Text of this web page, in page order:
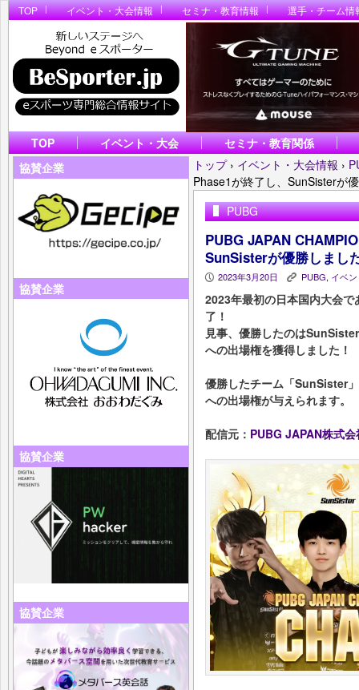
TOP イベント・大会情報 セミナ・教育情報 選手・チーム情
TOP イベント・大会
セミナ・教育関係
協賛企業
協賛企業
協賛企業
協賛企業
トップ › イベント・大会情報 ›
Phase1が終了し、SunSisterが
PUBG
PUBG JAPAN
SunSisterが優勝しまし
P 2023年3月20日 K PUBG, イベ
2023年最初の日本国内大会
了！
見事、優勝したのは
への出場権を獲得しました！
優勝したチーム「SunSister
への出場権が与えられます。
配信元： PUBG JAPAN株式会